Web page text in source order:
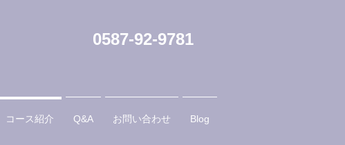
0587-92-9781
コース紹介 Q&A お問い合わせ Blog